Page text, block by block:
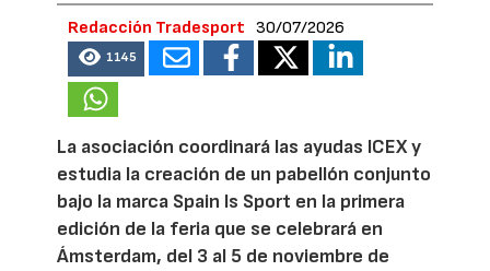
Redacción Tradesport 30/07/2026
1145
La asociación coordinará las ayudas ICEX y
estudia la creación de un pabellón conjunto
bajo la marca Spain Is Sport en la primera
edición de la feria que se celebrará en
Ámsterdam, del 3 al 5 de noviembre de